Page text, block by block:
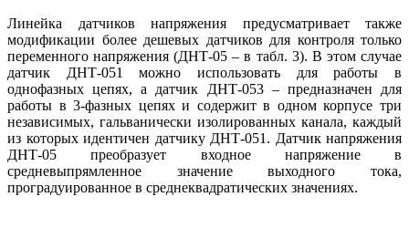
Линейка датчиков напряжения предусматривает также
модификации более дешевых датчиков для контроля только
переменного напряжения (ДНТ-05 – в табл. 3). В этом случае
датчик ДНТ-051 можно использовать для работы в
однофазных цепях, а датчик ДНТ-053 – предназначен для
работы в 3-фазных цепях и содержит в одном корпусе три
независимых, гальванически изолированных канала, каждый
из которых идентичен датчику ДНТ-051. Датчик напряжения
ДНТ-05 преобразует входное напряжение в
средневыпрямленное значение выходного тока,
проградуированное в среднеквадратических значениях.